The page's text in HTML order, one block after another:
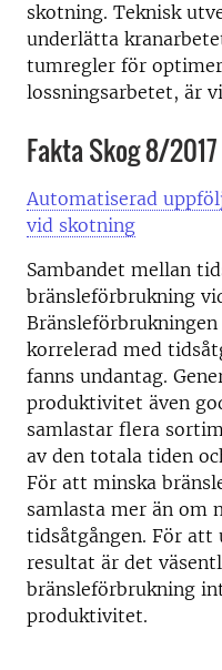
skotning. Teknisk
underlätta
tumregler för
lossningsarbetet, är
Fakta Skog 8/2017
Automatiserad
vid skotning
Sambandet mellan
bränsleförbrukning
korrelerad med
fanns undantag.
produktivitet även
samlastar flera
av den totala tiden
För att minska
samlasta mer än om
tidsåtgången. För att
resultat är det
bränsleförbrukning
produktivitet.